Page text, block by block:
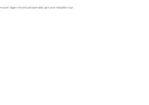
Zögern Sie nicht und nutzen dafür gern unser Kontaktformular.